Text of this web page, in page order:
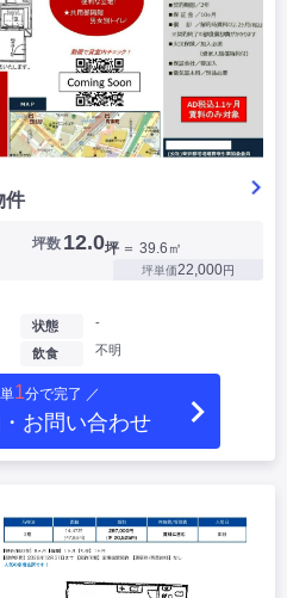
件
坪数 12.0坪 ＝ 39.6㎡
坪単価22,000円
状態 -
飲食 不明
1分で完了 ／
お問い合わせ